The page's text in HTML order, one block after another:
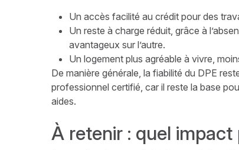
Un accès facilité au crédit pour des
Un reste à charge réduit, grâce à
avantageux sur l’autre.
Un logement plus agréable à vivre,
De manière générale, la fiabilité du DPE
professionnel certifié, car il reste la base
aides.
À retenir : quel